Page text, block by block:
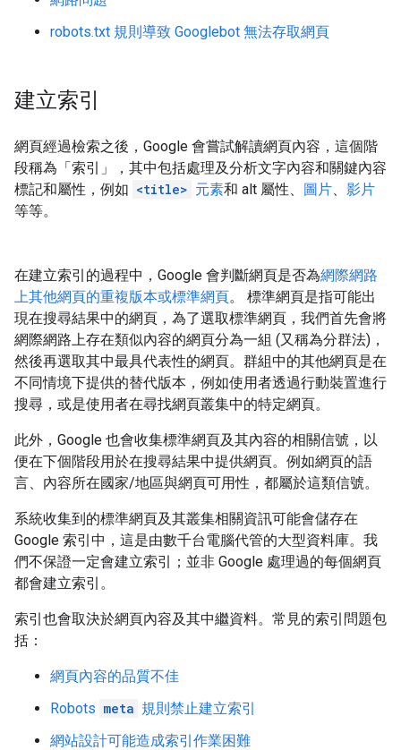
robots.txt 規則導致 Googlebot 無法存取網頁
建立索引
網頁經過檢索之後，Google 會嘗試解讀網頁內容，這個階
段稱為「索引」，其中包括處理及分析文字內容和關鍵內容
標記和屬性，例如 <title> 元素和 alt 屬性、 圖片、 影片
等等。
在建立索引的過程中，Google 會判斷網頁是否為網際網路
上其他網頁的重複版本或標準網頁。 標準網頁是指可能出
現在搜尋結果中的網頁，為了選取標準網頁，我們首先會將
網際網路上存在類似內容的網頁分為一組 (又稱為分群法)，
然後再選取其中最具代表性的網頁。群組中的其他網頁是在
不同情境下提供的替代版本，例如使用者透過行動裝置進行
搜尋，或是使用者在尋找網頁叢集中的特定網頁。
此外，Google 也會收集標準網頁及其內容的相關信號，以
便在下個階段用於在搜尋結果中提供網頁。例如網頁的語
言、內容所在國家/地區與網頁可用性，都屬於這類信號。
系統收集到的標準網頁及其叢集相關資訊可能會儲存在
Google 索引中，這是由數千台電腦代管的大型資料庫。我
們不保證一定會建立索引；並非 Google 處理過的每個網頁
都會建立索引。
索引也會取決於網頁內容及其中繼資料。常見的索引問題包
括：
網頁內容的品質不佳
Robots meta 規則禁止建立索引
網站設計可能造成索引作業困難